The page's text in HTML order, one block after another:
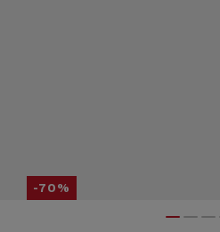
-70%